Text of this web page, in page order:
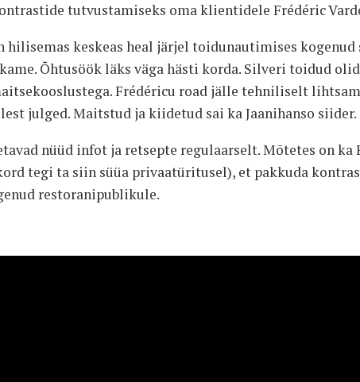
tutvustamiseks oma klientidele Frédéric
hilisemas keskeas heal järjel toidunautimises kogenud
Õhtusöök läks väga hästi korda. Silveri toidud
Frédéricu road jälle tehniliselt
julged. Maitstud ja kiidetud sai ka Jaanihanso siider.
nüüd infot ja retsepte regulaarselt. Mõtetes on ka
tegi ta siin süüa privaatüritusel), et pakkuda
restoranipublikule.